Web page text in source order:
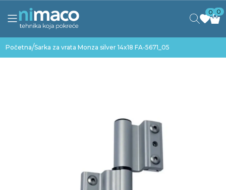
0 0
Početna/Sarka za vrata Monza silver 14x18 FA-5671_05